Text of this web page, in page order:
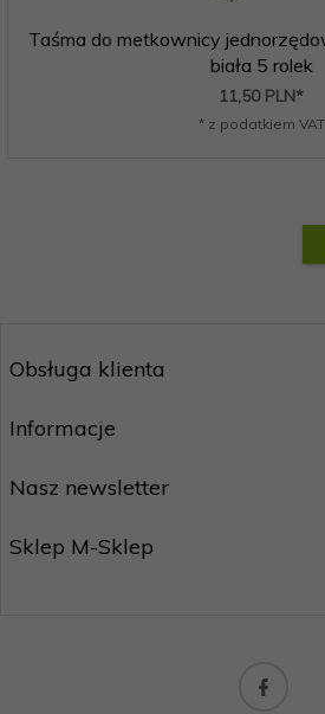
Taśma do metkownicy
biała 5 rolek
11,50 PLN*
* z podatkiem VAT
Obsługa klienta
Informacje
Nasz newsletter
Sklep M-Sklep